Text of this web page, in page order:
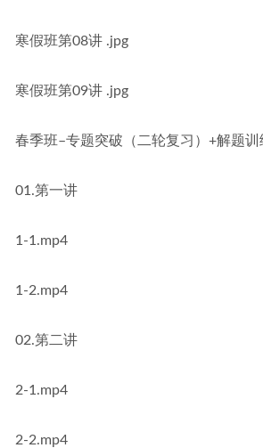
寒假班第08讲 .jpg
寒假班第09讲 .jpg
春季班–专题突破（二轮复习）+解题训
01.第一讲
1-1.mp4
1-2.mp4
02.第二讲
2-1.mp4
2-2.mp4